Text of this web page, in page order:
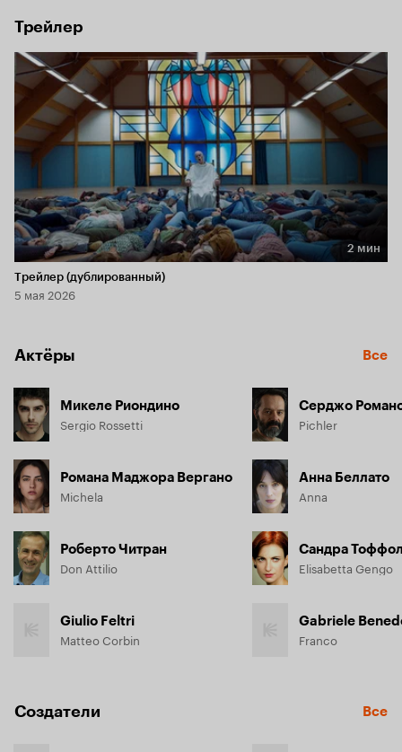
Трейлер
Длительность 2 мин
2 мин
Трейлер (дублированный)
5 мая 2026
Актёры Все
Микеле Риондино
Sergio Rossetti
Романа Маджора Вергано
Michela
Роберто Читран
Don Attilio
Giulio Feltri
Matteo Corbin
Серджо
Pichler
Анна Беллато
Anna
Сандра
Elisabetta Gengo
Gabriele
Franco
Создатели Все